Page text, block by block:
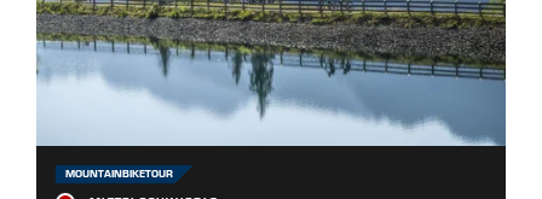
MOUNTAINBIKETOUR